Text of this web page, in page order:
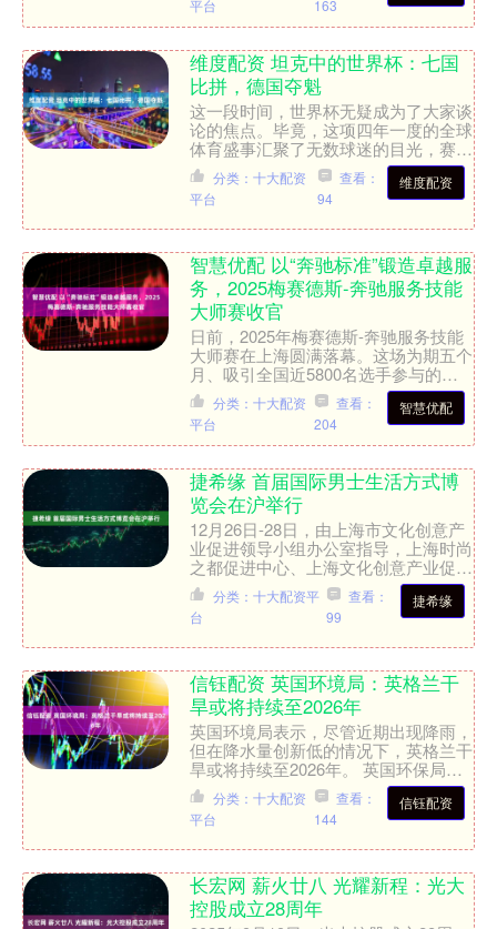
平台
163
维度配资 坦克中的世界杯：七国
比拼，德国夺魁
这一段时间，世界杯无疑成为了大家谈
论的焦点。毕竟，这项四年一度的全球
体育盛事汇聚了无数球迷的目光，赛场
上的每一次进攻和防守都牵动着成千上
万人的心。然而，可能很多....维度配资
分类：十大配资
平台
查看：
94
智慧优配 以“奔驰标准”锻造卓越服
务，2025梅赛德斯-奔驰服务技能
大师赛收官
日前，2025年梅赛德斯-奔驰服务技能
大师赛在上海圆满落幕。这场为期五个
月、吸引全国近5800名选手参与的行
业盛会，不仅是一场服务技能的巅峰对
决，更是梅赛德斯-....
智慧优配
分类：十大配资
平台
查看：
204
捷希缘 首届国际男士生活方式博
览会在沪举行
12月26日-28日，由上海市文化创意产
业促进领导小组办公室指导，上海时尚
之都促进中心、上海文化创意产业促进
会联合主办上海首届国际男士生活方式
博览会在上海跨国采....
捷希缘
分类：十大配资平
台
查看：
99
信钰配资 英国环境局：英格兰干
旱或将持续至2026年
英国环境局表示，尽管近期出现降雨，
但在降水量创新低的情况下，英格兰干
旱或将持续至2026年。 英国环保局此
前表示，2025年的春季成为英格兰过
去132年来最干旱....
信钰配资
分类：十大配资
平台
查看：
144
长宏网 薪火廿八 光耀新程：光大
控股成立28周年